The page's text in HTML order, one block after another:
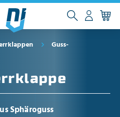
Guss-
Sphäroguss